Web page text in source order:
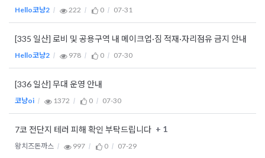
Hello코냥2 222 0 07-31
[335 일산] 로비 및 공용구역 내 메이크업·짐 적재·자리점유 금지 안내
Hello코냥2 978 0 07-30
[336 일산] 무대 운영 안내
코냥oi 1372 0 07-30
7코 전단지 테러 피해 확인 부탁드립니다 + 1
왕치즈돈까스 997 0 07-29